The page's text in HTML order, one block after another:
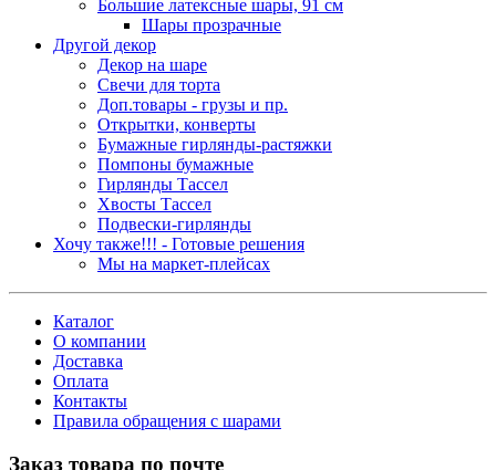
Большие латексные шары, 91 см
Шары прозрачные
Другой декор
Декор на шаре
Свечи для торта
Доп.товары - грузы и пр.
Открытки, конверты
Бумажные гирлянды-растяжки
Помпоны бумажные
Гирлянды Тассел
Хвосты Тассел
Подвески-гирлянды
Хочу также!!! - Готовые решения
Мы на маркет-плейсах
Каталог
О компании
Доставка
Оплата
Контакты
Правила обращения с шарами
Заказ товара по почте